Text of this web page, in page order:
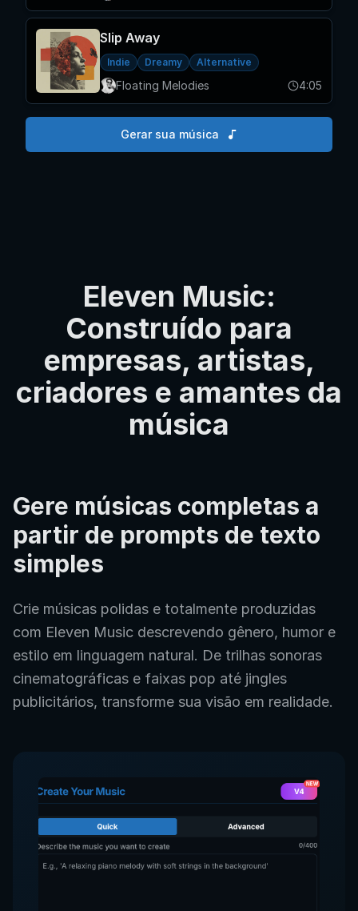
Slip Away
Indie Dreamy Alternative
Floating Melodies 4:05
Gerar sua música
Eleven Music:
Construído para
empresas, artistas,
criadores e amantes da
música
Gere músicas completas a
partir de prompts de texto
simples
Crie músicas polidas e totalmente produzidas
com Eleven Music descrevendo gênero, humor e
estilo em linguagem natural. De trilhas sonoras
cinematográficas e faixas pop até jingles
publicitários, transforme sua visão em realidade.